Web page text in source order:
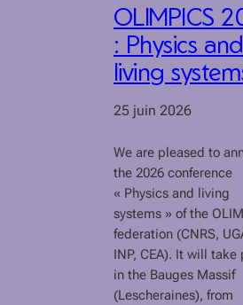
OLIMPICS
: Physics and
living
25 juin 2026
We are pleased to
the 2026 conference
« Physics and living
systems » of the
federation (CNRS,
INP, CEA). It will take
in the Bauges Massif
(Lescheraines), from